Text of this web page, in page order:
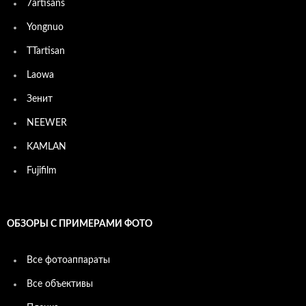
7artisans
Yongnuo
TTartisan
Laowa
Зенит
NEEWER
KAMLAN
Fujifilm
ОБЗОРЫ С ПРИМЕРАМИ ФОТО
Все фотоаппараты
Все объективы